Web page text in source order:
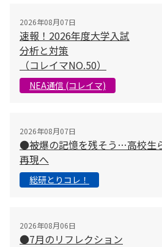
2026年08月07日
速報！2026年度大学入試
分析と対策
（コレイマNO.50）
NEA通信 (コレイマ)
2026年08月07日
●被爆の記憶を残そう…高校生
再現へ
総研とりコレ！
2026年08月06日
●7月のリフレクション